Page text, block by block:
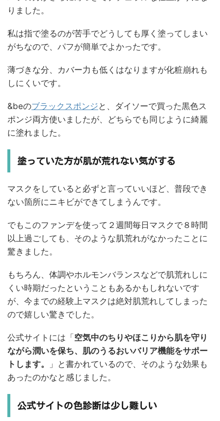
りました。
私は指で塗るのが苦手でどうしても厚く塗ってしまい
がちなので、パフが簡単でよかったです。
薄づきな分、カバー力も低くはなりますが化粧崩れも
しにくいです。
&beのブラックスポンジ と、ダイソーで買った黒色ス
ポンジ両方使いましたが、どちらでも同じように綺麗
に塗れました。
塗っていた方が肌が荒れない気がする
マスクをしていると必ずと言っていいほど、普段でき
ない箇所にニキビができてしまうんです。
でもこのファンデを使って２週間毎日マスクで８時間
以上過ごしても、そのような肌荒れがなかったことに
驚きました。
もちろん、体調やホルモンバランスなどで肌荒れしに
くい時期だったということもあるかもしれないです
が、今までの経験上マスクは絶対肌荒れしてしまった
ので嬉しい驚きでした。
公式サイトには「 空気中のちりやほこりから肌を守り
ながら潤いを保ち、肌のうるおいバリア機能をサポー
トします。
」と書かれているので、そのような効果も
あったのかなと感じました。
公式サイトの色診断は少し難しい